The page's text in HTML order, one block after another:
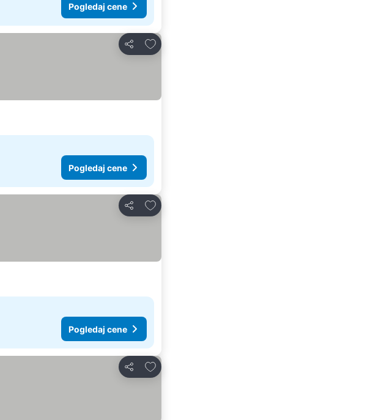
Pogledaj cene
Deli
Dodati u favorite
Pogledaj cene
Deli
Dodati u favorite
Pogledaj cene
Deli
Dodati u favorite